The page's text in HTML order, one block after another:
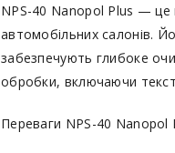
NPS-40 Nanopol Plus — це
автомобільних салонів.
забезпечують глибоке
обробки, включаючи
Переваги NPS-40 Nanopol